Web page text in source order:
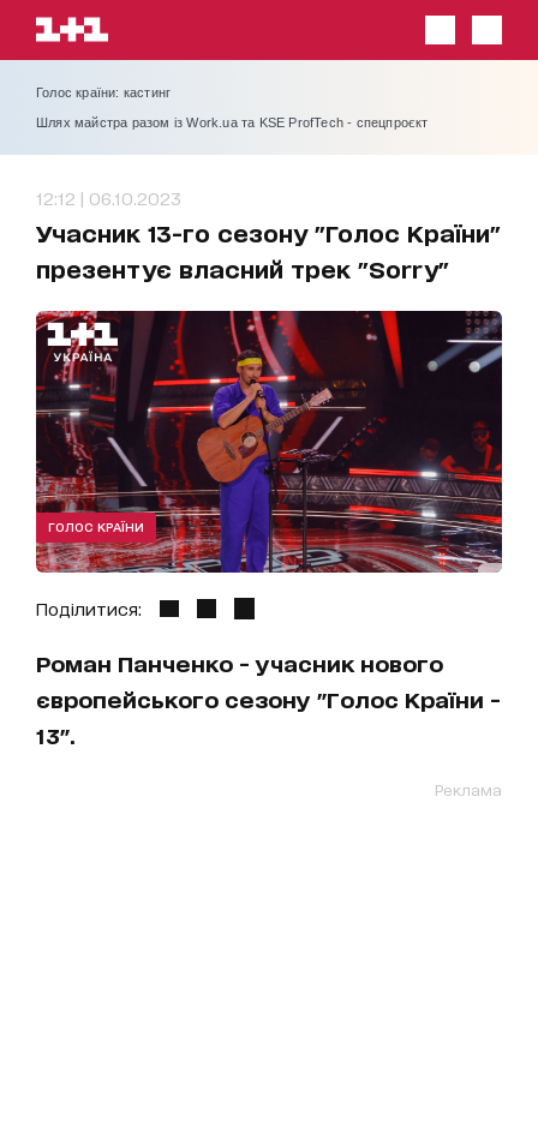
Голос країни: кастинг
Шлях майстра разом із Work.ua та KSE ProfTech - спецпроєкт
12:12 | 06.10.2023
Учасник 13-го сезону "Голос Країни"
презентує власний трек "Sorry"
ГОЛОС КРАЇНИ
Поділитися:
Роман Панченко - учасник нового
європейського сезону "Голос Країни -
13".
Реклама